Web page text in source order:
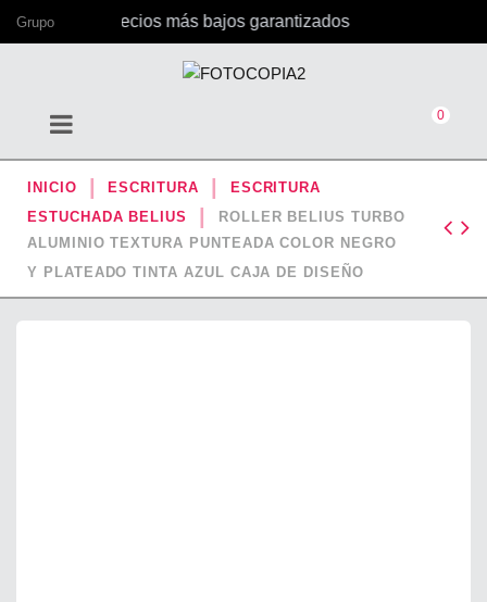
Grupocon los precios más bajos garantizados
0
INICIO ESCRITURA
ESCRITURA
ESTUCHADA BELIUS
ROLLER BELIUS TURBO
ALUMINIO TEXTURA PUNTEADA COLOR NEGRO
Y PLATEADO TINTA AZUL CAJA DE DISEÑO